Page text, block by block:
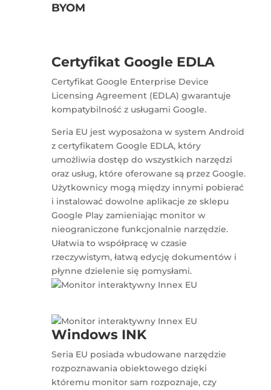
BYOM
Certyfikat Google EDLA
Certyfikat Google Enterprise Device
Licensing Agreement (EDLA) gwarantuje
kompatybilność z usługami Google.
Seria EU jest wyposażona w system Android
z certyfikatem Google EDLA, który
umożliwia dostęp do wszystkich narzędzi
oraz usług, które oferowane są przez Google.
Użytkownicy mogą między innymi pobierać
i instalować dowolne aplikacje ze sklepu
Google Play zamieniając monitor w
nieograniczone funkcjonalnie narzędzie.
Ułatwia to współpracę w czasie
rzeczywistym, łatwą edycję dokumentów i
płynne dzielenie się pomysłami.
Windows INK
Seria EU posiada wbudowane narzędzie
rozpoznawania obiektowego dzięki
któremu monitor sam rozpoznaje, czy